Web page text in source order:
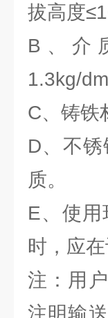
拔高度
B、介
1.3kg/
C、铸铁
D、不锈
质。
E、使
时，应
注：用
注明输